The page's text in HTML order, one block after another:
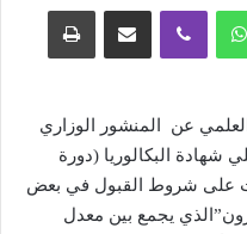
واتساب ڤايبر مشاركة عبر البريد
عن المنشور الوزاري
شهادة البكالوريا (دورة
على شروط القبول في بعض
يجمع بين معدل